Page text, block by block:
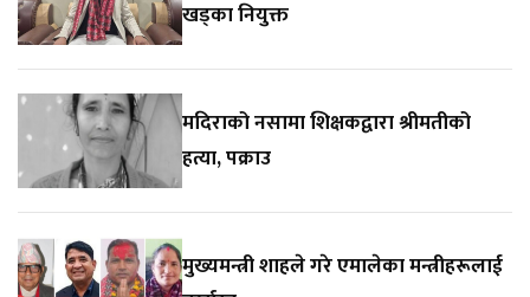
खड्का नियुक्त
मदिराको नसामा शिक्षकद्वारा श्रीमतीको
हत्या, पक्राउ
मुख्यमन्त्री शाहले गरे एमालेका मन्त्रीहरूलाई